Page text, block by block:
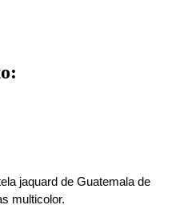
:
jaquard de Guatemala de
multicolor.